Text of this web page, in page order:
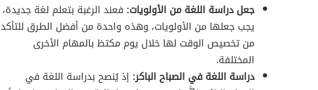
جعل دراسة اللغة من الأولويات: فعند الرغبة بتعلم لغة جديدة،
يجب جعلها من الأولويات، وهذه واحدة من أفضل الطرق للتأكد
من تخصيص الوقت لها خلال يوم مكتظ بالمهام الأخرى
المختلفة.
دراسة اللغة في الصباح الباكر: إذ يُنصح بدراسة اللغة في